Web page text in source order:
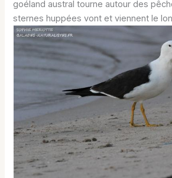
goéland austral tourne autour des
sternes huppées vont et viennent le